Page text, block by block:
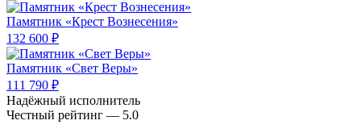
Памятник «Крест Вознесения»
132 600 ₽
Памятник «Свет Веры»
111 790 ₽
Надёжный исполнитель
Чеcтный рейтинг — 5.0